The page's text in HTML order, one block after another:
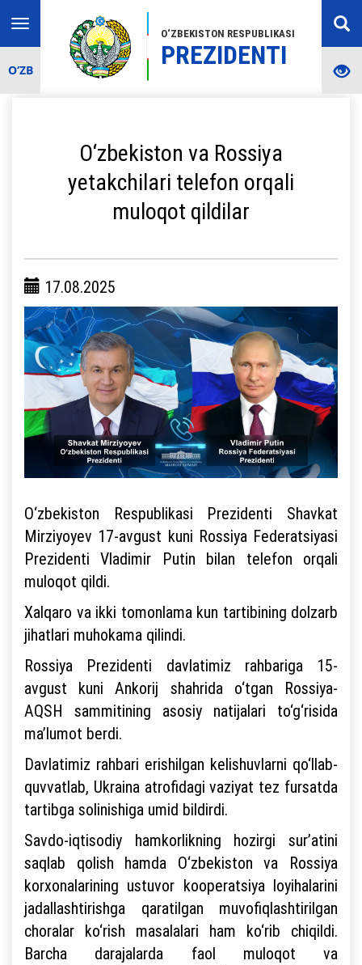
O‘ZBEKISTON RESPUBLIKASI
PREZIDENTI
Toggle
navigation
O‘ZB
O‘zbekiston va Rossiya
yetakchilari telefon orqali
muloqot qildilar
17.08.2025
O‘zbekiston Respublikasi Prezidenti Shavkat
Mirziyoyev 17-avgust kuni Rossiya Federatsiyasi
Prezidenti Vladimir Putin bilan telefon orqali
muloqot qildi.
Xalqaro va ikki tomonlama kun tartibining dolzarb
jihatlari muhokama qilindi.
Rossiya Prezidenti davlatimiz rahbariga 15-
avgust kuni Ankorij shahrida o‘tgan Rossiya-
AQSH sammitining asosiy natijalari to‘g‘risida
ma’lumot berdi.
Davlatimiz rahbari erishilgan kelishuvlarni qo‘llab-
quvvatlab, Ukraina atrofidagi vaziyat tez fursatda
tartibga solinishiga umid bildirdi.
Savdo-iqtisodiy hamkorlikning hozirgi sur’atini
saqlab qolish hamda O‘zbekiston va Rossiya
korxonalarining ustuvor kooperatsiya loyihalarini
jadallashtirishga qaratilgan muvofiqlashtirilgan
choralar ko‘rish masalalari ham ko‘rib chiqildi.
Barcha darajalarda faol muloqot va